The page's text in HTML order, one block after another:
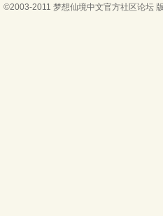
©2003-2011 梦想仙境中文官方社区论坛